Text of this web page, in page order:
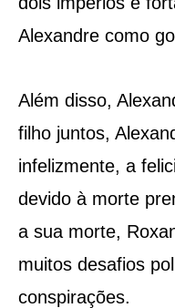
Alexandre como
Além disso,
filho juntos,
infelizmente, a
devido à morte
a sua morte,
muitos desafios
conspirações.